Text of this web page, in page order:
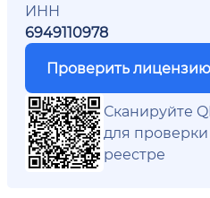
ИНН
6949110978
Проверить лицензию
Сканируйте
для проверки
реестре